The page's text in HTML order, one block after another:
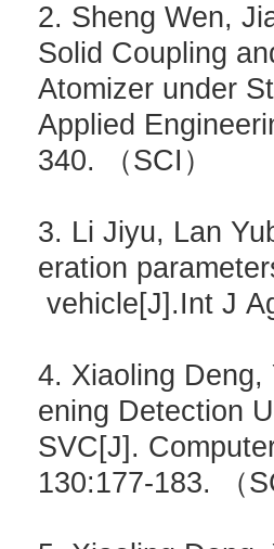
2. Sheng Wen,
Solid Coupling
Atomizer under
Applied
340. （SCI）
3. Li Jiyu, Lan
eration
vehicle[J].Int J
4. Xiaoling
ening Detection
SVC[J].
130:177-183. （